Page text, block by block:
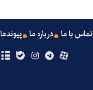
تماس با ما درباره ما پیوندها